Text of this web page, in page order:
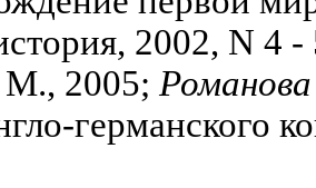
2002, N
М., 2005;
германского